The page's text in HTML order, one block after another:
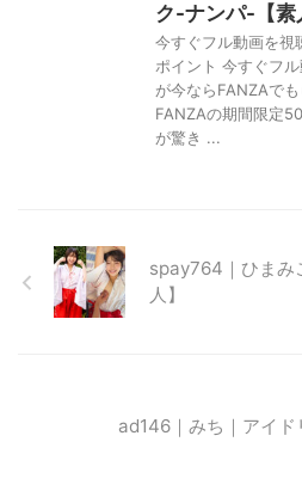
ク-ナンパ-【素
今すぐフル動画を視
ポイント 今すぐフ
が今ならFANZAで
FANZAの期間限定
が驚き ...
spay764｜ひまみ
人】
ad146｜みち｜アイド